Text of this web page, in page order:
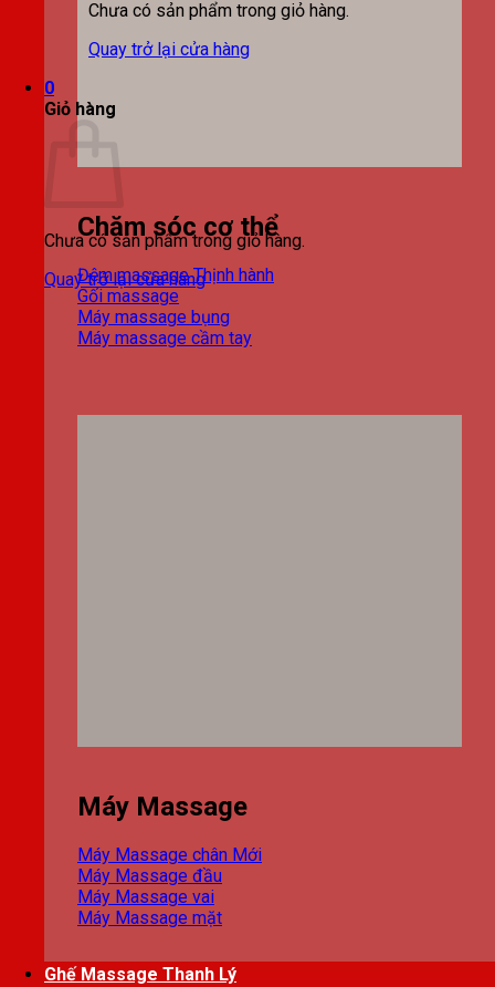
Chưa có sản phẩm trong giỏ hàng.
Quay trở lại cửa hàng
0
Giỏ hàng
Chưa có sản phẩm trong giỏ hàng.
Quay trở lại cửa hàng
Chăm sóc cơ thể
Đệm massage
Gối massage
Máy massage bụng
Máy massage cầm tay
Máy Massage
Máy Massage chân
Máy Massage đầu
Máy Massage vai
Máy Massage mặt
Ghế Massage Thanh Lý